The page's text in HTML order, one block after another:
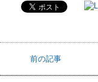
前の記事